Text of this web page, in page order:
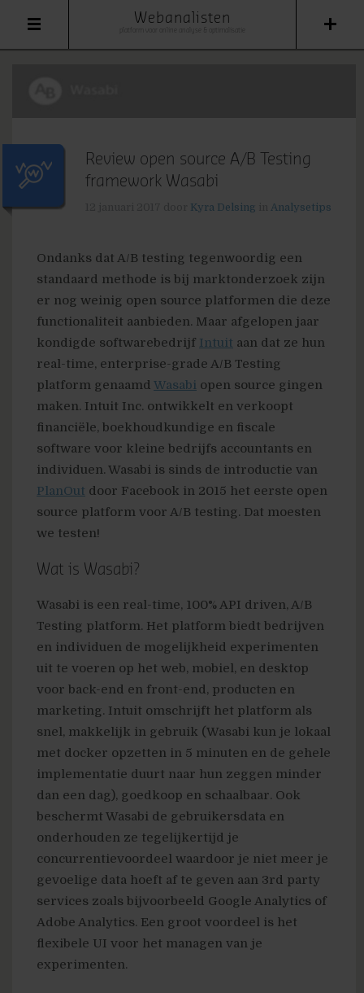
Webanalisten
Review open source A/B Testing
framework Wasabi
Kyra Delsing Analysetips
Ondanks dat A/B testing tegenwoordig een
standaard methode is bij marktonderzoek zijn
er nog weinig open source platformen die deze
functionaliteit aanbieden. Maar afgelopen jaar
kondigde softwarebedrijf Intuit aan dat ze hun
real-time, enterprise-grade A/B Testing
platform genaamd Wasabi open source gingen
maken. Intuit Inc. ontwikkelt en verkoopt
financiële, boekhoudkundige en fiscale
software voor kleine bedrijfs accountants en
individuen. Wasabi is sinds de introductie van
PlanOut door Facebook in 2015 het eerste open
source platform voor A/B testing. Dat moesten
we testen!
Wat is Wasabi?
Wasabi is een real-time, 100% API driven, A/B
Testing platform. Het platform biedt bedrijven
en individuen de mogelijkheid experimenten
uit te voeren op het web, mobiel, en desktop
voor back-end en front-end, producten en
marketing. Intuit omschrijft het platform als
snel, makkelijk in gebruik (Wasabi kun je lokaal
met docker opzetten in 5 minuten en de gehele
implementatie duurt naar hun zeggen minder
dan een dag), goedkoop en schaalbaar. Ook
beschermt Wasabi de gebruikersdata en
onderhouden ze tegelijkertijd je
concurrentievoordeel waardoor je niet meer je
gevoelige data hoeft af te geven aan 3rd party
services zoals bijvoorbeeld Google Analytics of
Adobe Analytics. Een groot voordeel is het
flexibele UI voor het managen van je
experimenten.